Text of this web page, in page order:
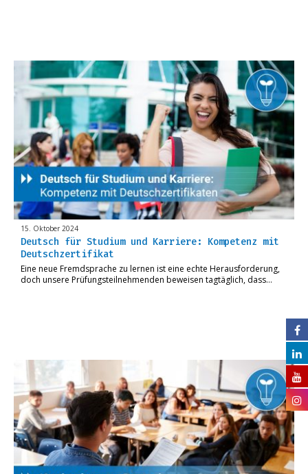
15. Oktober 2024
Deutsch für Studium und Karriere: Kompetenz mit
Deutschzertifikat
Eine neue Fremdsprache zu lernen ist eine echte Herausforderung,
doch unsere Prüfungsteilnehmenden beweisen tagtäglich, dass…